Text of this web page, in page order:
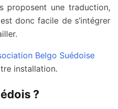
proposent une traduction,
donc facile de s’intégrer
Belgo Suédoise
installation.
?